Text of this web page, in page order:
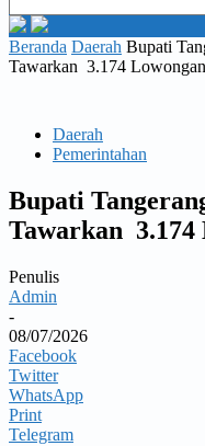
Beranda Daerah Bupati
Tawarkan 3.174
Daerah
Pemerintahan
Bupati
Tawarkan 3.174
Penulis
Admin
-
08/07/2026
Facebook
Twitter
WhatsApp
Print
Telegram